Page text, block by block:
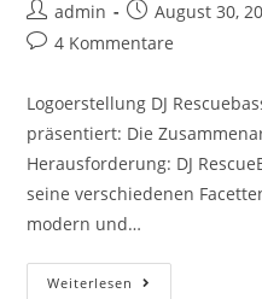
admin August 30,
4 Kommentare
Logoerstellung DJ
präsentiert: Die
Herausforderung: DJ
seine verschiedenen
modern und…
Weiterlesen